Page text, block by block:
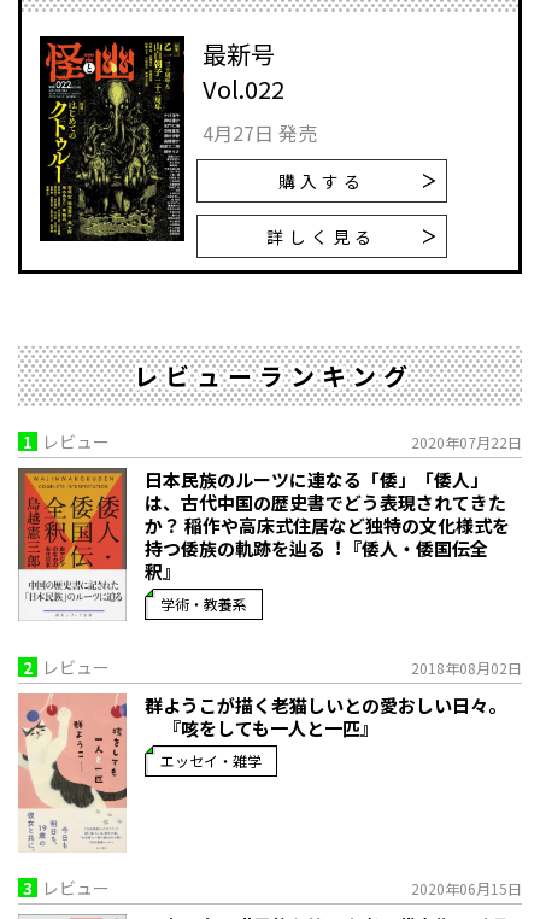
最新号
Vol.022
4月27日 発売
購入する
詳しく見る
レビューランキング
1 レビュー 2020年07月22日
日本民族のルーツに連なる「倭」「倭人」
は、古代中国の歴史書でどう表現されてきた
か？ 稲作や高床式住居など独特の文化様式を
持つ倭族の軌跡を辿る︕『倭人・倭国伝全
釈』
学術・教養系
2 レビュー 2018年08月02日
群ようこが描く老猫しいとの愛おしい日々。
『咳をしても一人と一匹』
エッセイ・雑学
3 レビュー 2020年06月15日